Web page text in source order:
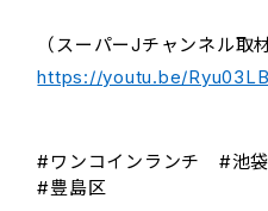
（スーパーJチャンネル取材
https://youtu.be/
#ワンコインランチ #池
#豊島区